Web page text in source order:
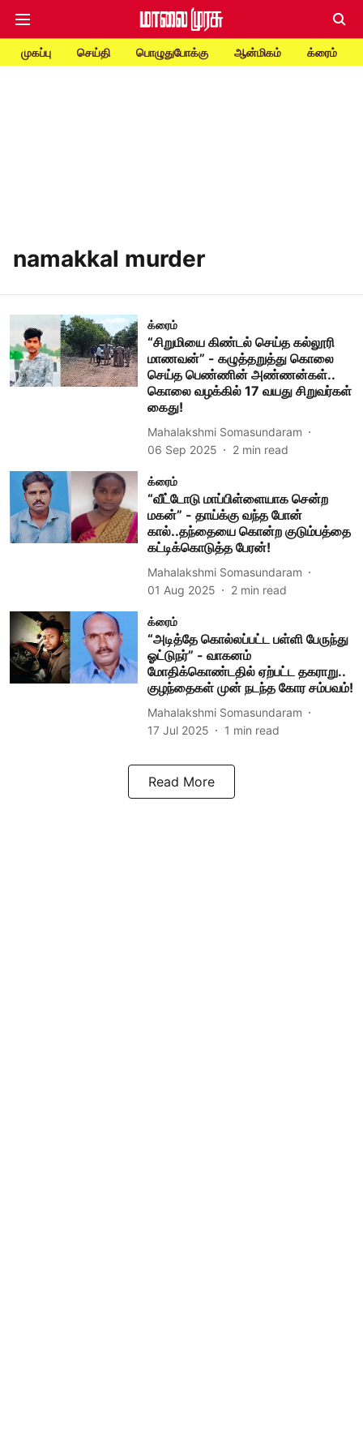
முகப்பு செய்தி பொழுதுபோக்கு ஆன்மிகம் க்ரைம்
namakkal murder
க்ரைம்
“சிறுமியை கிண்டல் செய்த கல்லூரி
மாணவன்” - கழுத்தறுத்து கொலை
செய்த பெண்ணின் அண்ணன்கள்..
கொலை வழக்கில் 17 வயது சிறுவர்கள்
கைது!
Mahalakshmi Somasundaram
06 Sep 2025
2 min read
க்ரைம்
“வீட்டோடு மாப்பிள்ளையாக சென்ற
மகன்” - தாய்க்கு வந்த போன்
கால்..தந்தையை கொன்ற குடும்பத்தை
கட்டிக்கொடுத்த பேரன்!
Mahalakshmi Somasundaram
01 Aug 2025
2 min read
க்ரைம்
“அடித்தே கொல்லப்பட்ட பள்ளி பேருந்து
ஓட்டுநர்” - வாகனம்
மோதிக்கொண்டதில் ஏற்பட்ட தகராறு..
குழந்தைகள் முன் நடந்த கோர சம்பவம்!
Mahalakshmi Somasundaram
17 Jul 2025
1 min read
Read More